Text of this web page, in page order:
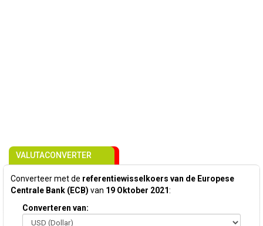
VALUTACONVERTER
Converteer met de referentiewisselkoers van de Europese
Centrale Bank (ECB) van 19 Oktober 2021:
Converteren van: